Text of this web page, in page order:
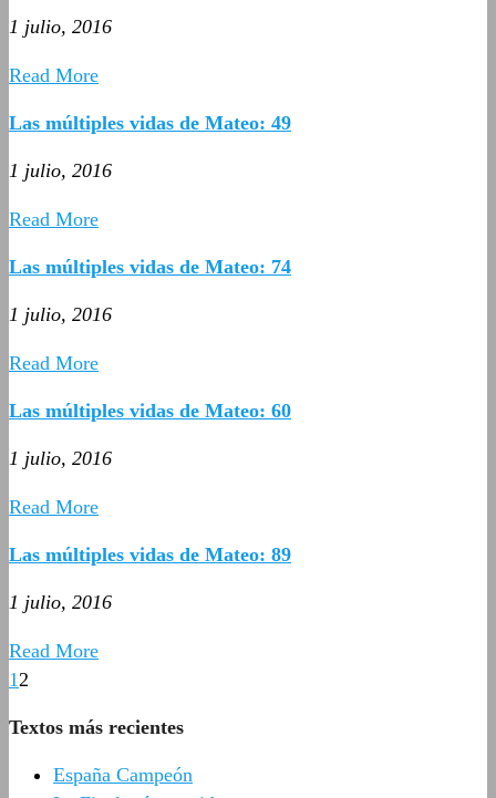
1 julio, 2016
Read More
Las múltiples vidas de Mateo: 49
1 julio, 2016
Read More
Las múltiples vidas de Mateo: 74
1 julio, 2016
Read More
Las múltiples vidas de Mateo: 60
1 julio, 2016
Read More
Las múltiples vidas de Mateo: 89
1 julio, 2016
Read More
1 2
Textos más recientes
España Campeón